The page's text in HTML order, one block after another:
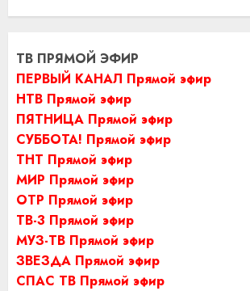
ТВ ПРЯМОЙ ЭФИР
ПЕРВЫЙ КАНАЛ Прямой эфир
НТВ Прямой эфир
ПЯТНИЦА Прямой эфир
СУББОТА! Прямой эфир
ТНТ Прямой эфир
МИР Прямой эфир
ОТР Прямой эфир
ТВ-3 Прямой эфир
МУЗ-ТВ Прямой эфир
ЗВЕЗДА Прямой эфир
СПАС ТВ Прямой эфир